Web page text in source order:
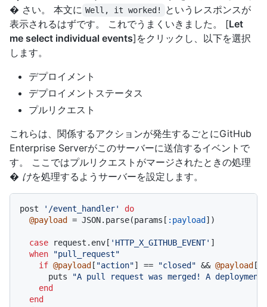
� さい。 本文に Well, it worked!
というレスポンスが
表示されるはずです。 これでうまくいきました。 [Let
me select individual events]をクリックし、以下を選択
します。
デプロイメント
デプロイメントステータス
プルリクエスト
これらは、関係するアクションが発生するごとにGitHub
Enterprise Serverがこのサーバーに送信するイベントで
す。 ここではプルリクエストがマージされたときの処理
� けを処理するようサーバーを設定します。
post '/event_handler'
do
@payload
= JSON.parse(params[ :payload ])
case request.env[ 'HTTP_X_GITHUB_EVENT' ]
when
"pull_request"
if @payload [ "action"] == "closed" && @payload [
      puts
"A pull request was merged! A
end
end